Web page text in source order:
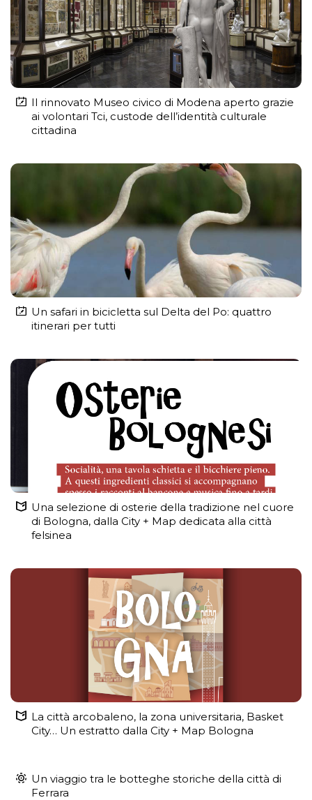
Il rinnovato Museo civico di Modena aperto grazie
ai volontari Tci, custode dell’identità culturale
cittadina
Un safari in bicicletta sul Delta del Po: quattro
itinerari per tutti
Una selezione di osterie della tradizione nel cuore
di Bologna, dalla City + Map dedicata alla città
felsinea
La città arcobaleno, la zona universitaria, Basket
City… Un estratto dalla City + Map Bologna
Un viaggio tra le botteghe storiche della città di
Ferrara